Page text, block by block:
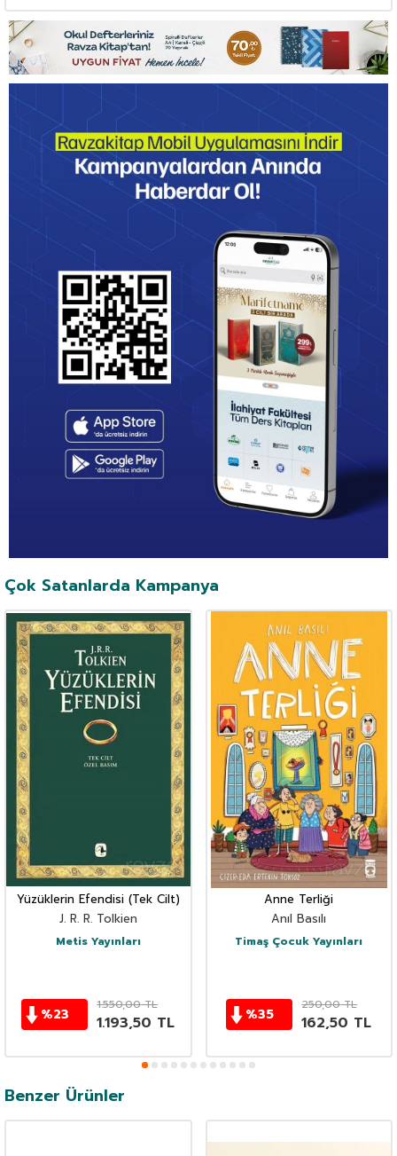
Çok Satanlarda Kampanya
Yüzüklerin Efendisi (Tek Cilt)
J. R. R. Tolkien
Metis Yayınları
%23
1.550,00TL
1.193,50 TL
Anne Terliği
Anıl Basılı
Timaş Çocuk Yayınları
%35
250,00TL
162,50 TL
Benzer Ürünler